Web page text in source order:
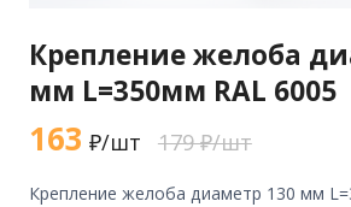
Крепление желоба
мм L=350мм RAL 6005
163 ₽/шт 179 ₽/шт
крепление желоба диаметр 130 мм L=350мм RAL 6005 из